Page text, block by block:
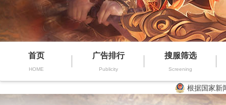
首页
HOME
广告排行
Publicity
搜服筛选
Screening
根据国家新